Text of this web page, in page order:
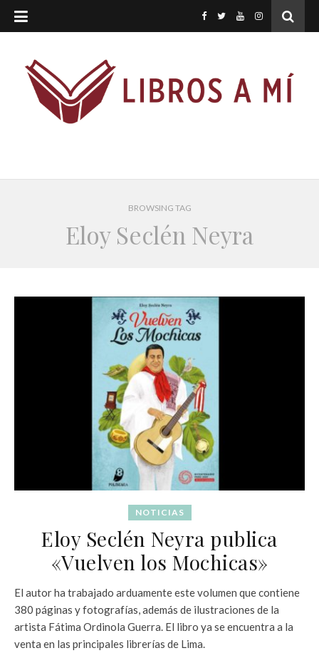
BROWSING TAG
Eloy Seclén Neyra
NOTICIAS
Eloy Seclén Neyra publica
«Vuelven los Mochicas»
El autor ha trabajado arduamente este volumen que contiene
380 páginas y fotografías, además de ilustraciones de la
artista Fátima Ordinola Guerra. El libro ya se encuentra a la
venta en las principales librerías de Lima.